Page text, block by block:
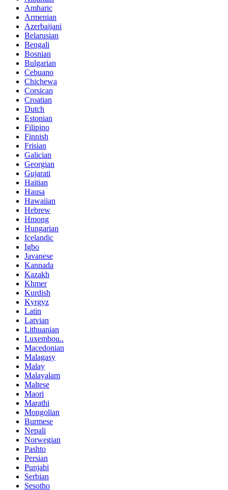
Amharic
Armenian
Azerbaijani
Belarusian
Bengali
Bosnian
Bulgarian
Cebuano
Chichewa
Corsican
Croatian
Dutch
Estonian
Filipino
Finnish
Frisian
Galician
Georgian
Gujarati
Haitian
Hausa
Hawaiian
Hebrew
Hmong
Hungarian
Icelandic
Igbo
Javanese
Kannada
Kazakh
Khmer
Kurdish
Kyrgyz
Latin
Latvian
Lithuanian
Luxembou..
Macedonian
Malagasy
Malay
Malayalam
Maltese
Maori
Marathi
Mongolian
Burmese
Nepali
Norwegian
Pashto
Persian
Punjabi
Serbian
Sesotho